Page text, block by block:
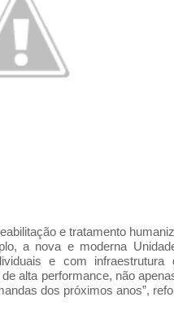
e tratamento
a nova e moderna
e com infraestrutura
alta performance, não
dos próximos anos”,